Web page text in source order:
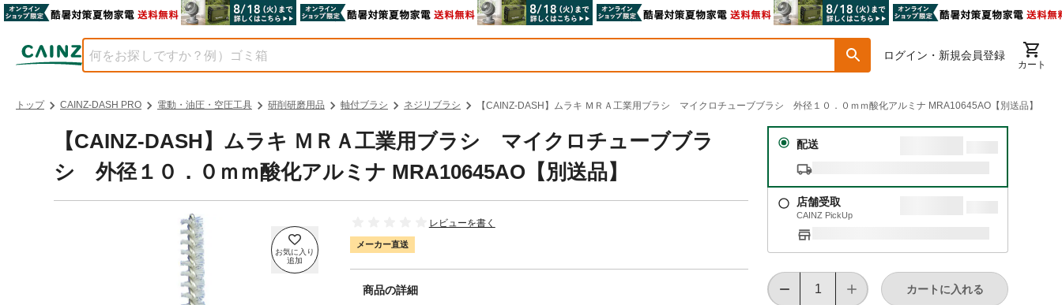
ログイン・新規会員登録
カート
トップ CAINZ-DASH PRO 電動・油圧・空圧工具 研削研磨用品 軸付ブラシ ネジリブラシ 【CAINZ-DASH】ムラキ ＭＲＡ工業用ブラシ マイクロチューブブラシ 外径１０．０ｍｍ酸化アルミナ MRA10645AO【別送品】
【CAINZ-DASH】ムラキ ＭＲＡ工業用ブラシ マイクロチューブブラ
シ 外径１０．０ｍｍ酸化アルミナ MRA10645AO【別送品】
レビューを書く
メーカー直送
配送
店舗受取
CAINZ PickUp
カートに入れる
商品の詳細